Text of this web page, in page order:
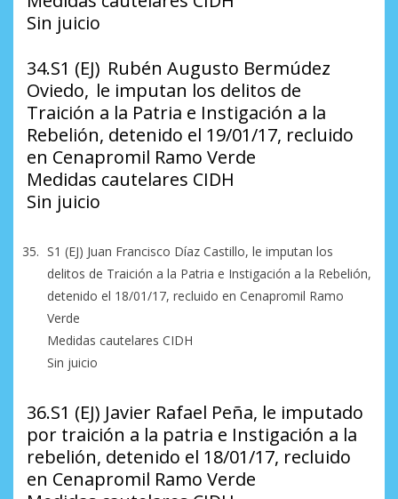
Sin juicio
34.S1 (EJ) Rubén Augusto Bermúdez
Oviedo, le imputan los delitos de
Traición a la Patria e Instigación a la
Rebelión, detenido el 19/01/17, recluido
en Cenapromil Ramo Verde
Medidas cautelares CIDH
Sin juicio
S1 (EJ) Juan Francisco Díaz Castillo, le imputan los
delitos de Traición a la Patria e Instigación a la Rebelión,
detenido el 18/01/17, recluido en Cenapromil Ramo
Verde
Medidas cautelares CIDH
Sin juicio
36.S1 (EJ) Javier Rafael Peña, le imputado
por traición a la patria e Instigación a la
rebelión, detenido el 18/01/17, recluido
en Cenapromil Ramo Verde